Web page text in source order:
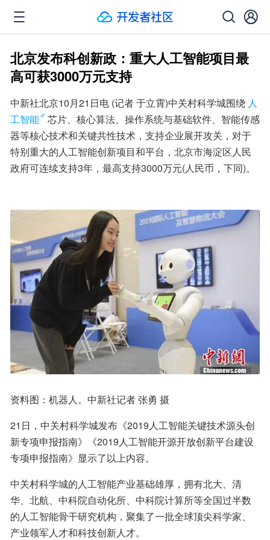
北京发布科创新政：重大人工智能项目最
高可获3000万元支持
中新社北京10月21日电 (记者 于立霄)中关村科学城围绕 人
工智能
芯片、核心算法、操作系统与基础软件、智能传感
器等核心技术和关键共性技术，支持企业展开攻关，对于
特别重大的人工智能创新项目和平台，北京市海淀区人民
政府可连续支持3年，最高支持3000万元(人民币，下同)。
资料图：机器人。中新社记者 张勇 摄
21日，中关村科学城发布《2019人工智能关键技术源头创
新专项申报指南》《2019人工智能开源开放创新平台建设
专项申报指南》显示了以上内容。
中关村科学城的人工智能产业基础雄厚，拥有北大、清
华、北航、中科院自动化所、中科院计算所等全国过半数
的人工智能骨干研究机构，聚集了一批全球顶尖科学家、
产业领军人才和科技创新人才。